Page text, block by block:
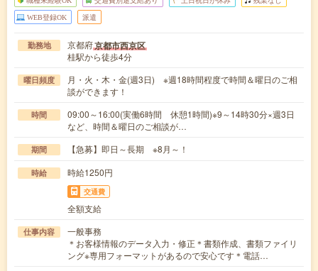
WEB登録OK 派遣
勤務地 京都府京都市西京区
桂駅から徒歩4分
曜日頻度
月・火・木・金(週3日) ※週18時間程度で時間＆曜日のご相
談ができます！
時間
09:00～16:00(実働6時間 休憩1時間)※9～14時30分×週3日
など、時間＆曜日のご相談が…
期間 【急募】即日～長期 ※8月～！
時給 時給1250円
交通費
全額支給
仕事内容
一般事務
＊お客様情報のデータ入力・修正＊書類作成、書類ファイリ
ング※専用フォーマットがあるので安心です＊電話…